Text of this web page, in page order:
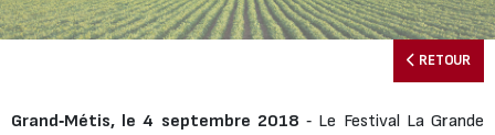
RETOUR
Grand‐Métis, le 4 septembre 2018 ‐ Le Festival La Grande